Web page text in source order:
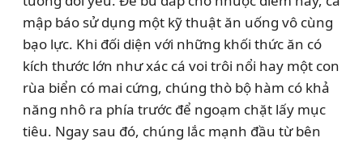
mập báo sử dụng một kỹ thuật ăn uống vô cùng
bạo lực. Khi đối diện với những khối thức ăn có
kích thước lớn như xác cá voi trôi nổi hay một con
rùa biển có mai cứng, chúng thò bộ hàm có khả
năng nhô ra phía trước để ngoạm chặt lấy mục
tiêu. Ngay sau đó, chúng lắc mạnh đầu từ bên